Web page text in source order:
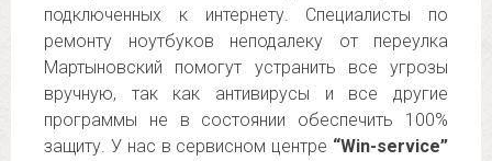
подключенных к интернету. Специалисты по
ремонту ноутбуков неподалеку от переулка
Мартыновский помогут устранить все угрозы
вручную, так как антивирусы и все другие
программы не в состоянии обеспечить 100%
защиту. У нас в сервисном центре “Win-service”